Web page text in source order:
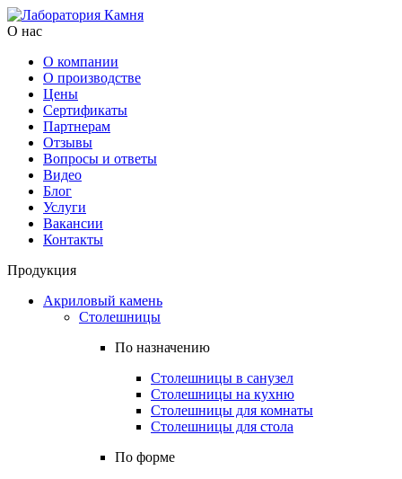
О нас
О компании
О производстве
Цены
Cертификаты
Партнерам
Отзывы
Вопросы и ответы
Видео
Блог
Услуги
Вакансии
Контакты
Продукция
Акриловый камень
Столешницы
По назначению
Столешницы в санузел
Столешницы на кухню
Столешницы для комнаты
Столешницы для стола
По форме